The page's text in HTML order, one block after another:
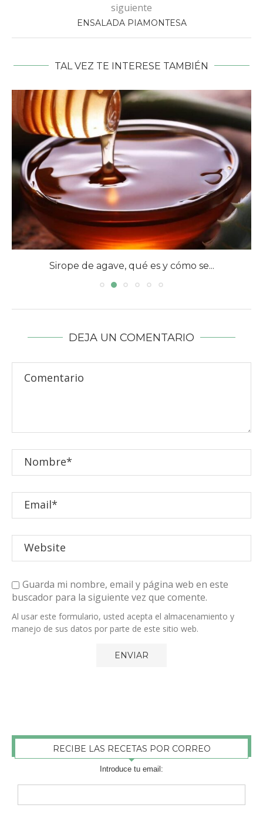
siguiente
ENSALADA PIAMONTESA
TAL VEZ TE INTERESE TAMBIÉN
Sirope de agave, qué es y cómo se...
DEJA UN COMENTARIO
Guarda mi nombre, email y página web en este
buscador para la siguiente vez que comente.
Al usar este formulario, usted acepta el almacenamiento y
manejo de sus datos por parte de este sitio web.
RECIBE LAS RECETAS POR CORREO
Introduce tu email: